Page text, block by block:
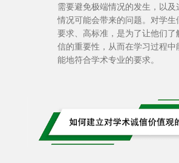
需要避免极端情况的发生，以及
情况可能会带来的问题。对学生
要求、高标准，是为了让他们了
信的重要性，从而在学习过程中
能地符合学术专业的要求。